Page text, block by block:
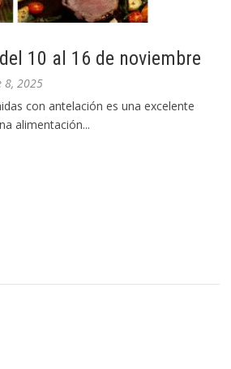
10 al 16 de noviembre
8, 2025
con antelación es una excelente
alimentación...